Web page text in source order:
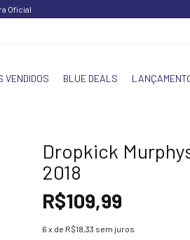
acima de R$ 390,00
VENDIDOS BLUE DEALS
Dropkick
2018
R$109,99
6 x de R$18,33 sem juros